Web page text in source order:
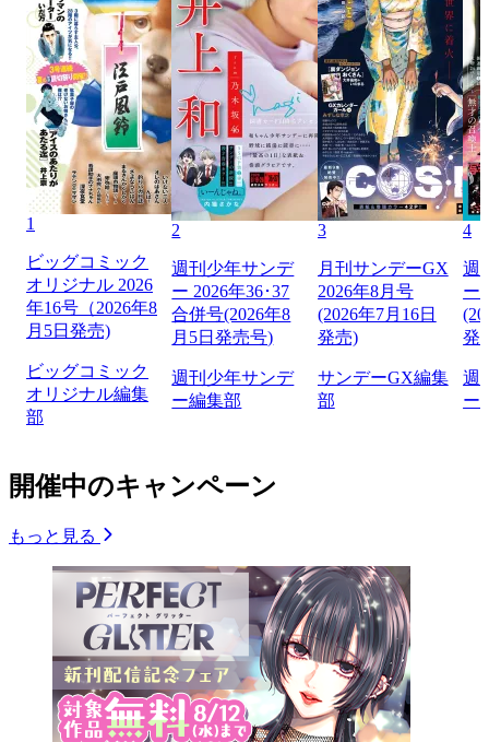
1
ビッグコミック
オリジナル 2026
年16号（2026年8
月5日発売)
ビッグコミック
オリジナル編集
部
2
週刊少年サンデ
ー 2026年36･37
合併号(2026年8
月5日発売号)
週刊少年サンデ
ー編集部
3
月刊サンデーGX
2026年8月号
(2026年7月16日
発売)
サンデーGX編集
部
4
週
ー
発
週
ー
開催中のキャンペーン
もっと見る